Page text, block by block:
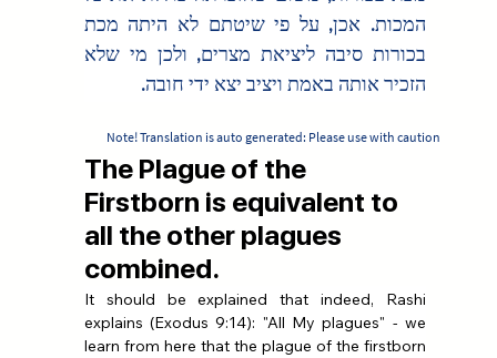
הזכיר אותה באמת ויציב יצא ידי חובה.
Note! Translation is auto generated: Please use with caution
The Plague of the
Firstborn is equivalent to
all the other plagues
combined.
It should be explained that indeed, Rashi
explains (Exodus 9:14): "All My plagues" - we
learn from here that the plague of the firstborn